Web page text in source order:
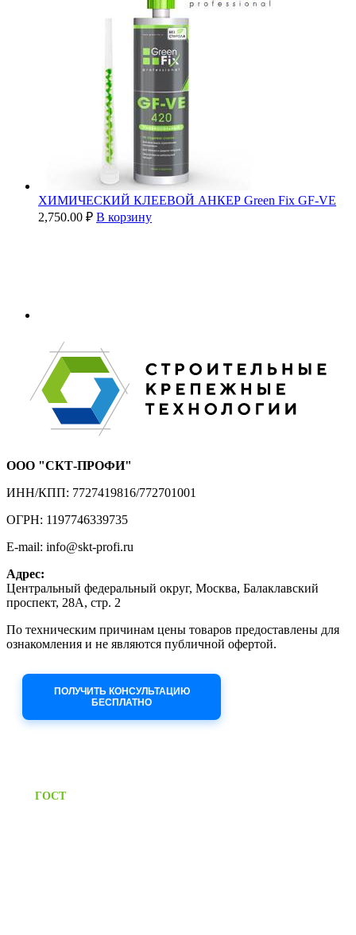
ХИМИЧЕСКИЙ КЛЕЕВОЙ АНКЕР Green Fix GF-VE
2,750.00 ₽ В корзину
ООО "СКТ-ПРОФИ"
ИНН/КПП: 7727419816/772701001
ОГРН: 1197746339735
E-mail: info@skt-profi.ru
Адрес:
Центральный федеральный округ, Москва, Балаклавский
проспект, 28А, стр. 2
По техническим причинам цены товаров предоставлены для
ознакомления и не являются публичной офертой.
ПОЛУЧИТЬ КОНСУЛЬТАЦИЮ
БЕСПЛАТНО
ГОСТПредоставляем паспорт